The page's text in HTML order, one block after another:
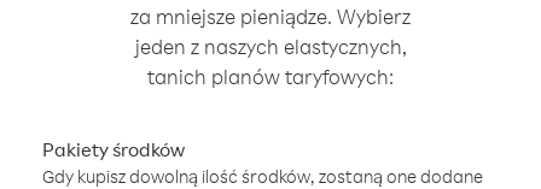
za mniejsze pieniądze. Wybierz
jeden z naszych elastycznych,
tanich planów taryfowych:
Pakiety środków
Gdy kupisz dowolną ilość środków, zostaną one dodane